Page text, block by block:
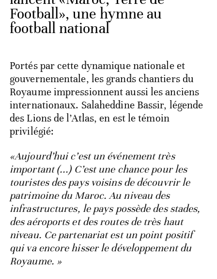
Football», une hymne au
football national
Portés par cette dynamique nationale et
gouvernementale, les grands chantiers du
Royaume impressionnent aussi les anciens
internationaux. Salaheddine Bassir, légende
des Lions de l’Atlas, en est le témoin
privilégié:
«Aujourd’hui c’est un événement très
important (...) C’est une chance pour les
touristes des pays voisins de découvrir le
patrimoine du Maroc. Au niveau des
infrastructures, le pays possède des stades,
des aéroports et des routes de très haut
niveau. Ce partenariat est un point positif
qui va encore hisser le développement du
Royaume. »